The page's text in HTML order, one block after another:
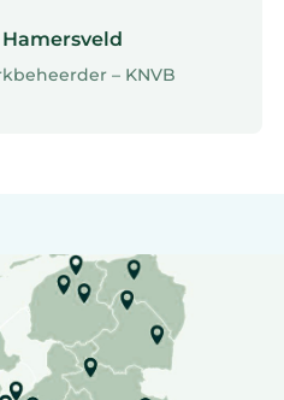
– KNVB